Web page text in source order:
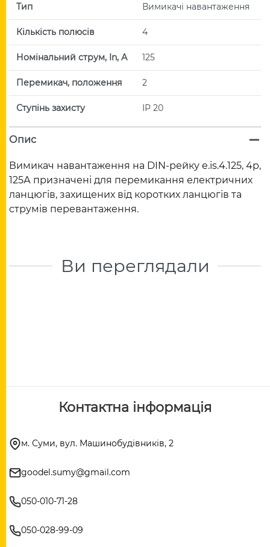
Тип Вимикачі навантаження
Кількість полюсів 4
Номінальний струм, In, А 125
Перемикач, положення 2
Ступінь захисту IP 20
Опис
Вимикач навантаження на DIN-рейку e.is.4.125, 4р,
125А призначені для перемикання електричних
ланцюгів, захищених від коротких ланцюгів та
струмів перевантаження.
Ви переглядали
Контактна інформація
м. Суми, вул. Машинобудівників, 2
goodel.sumy@gmail.com
050-010-71-28
050-028-99-09